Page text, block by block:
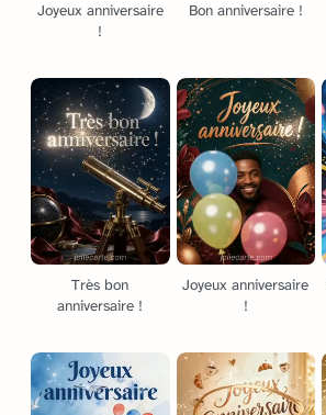
Joyeux anniversaire
!
Bon anniversaire !
Très bon
anniversaire !
Joyeux anniversaire
!